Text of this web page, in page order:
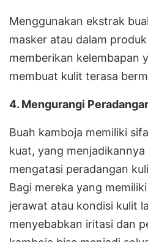
Menggunakan ekstrak
masker atau dalam
memberikan kelembapan
membuat kulit terasa
4. Mengurangi
Buah kamboja memiliki
kuat, yang
mengatasi peradangan
Bagi mereka yang
jerawat atau kondisi kulit
menyebabkan iritasi dan